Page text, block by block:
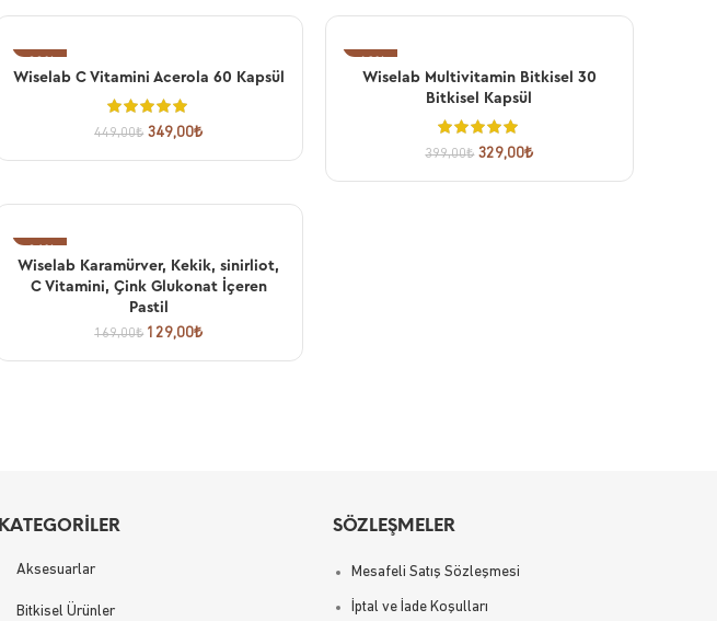
SEPETE EKLE
Wiselab C Vitamini Acerola 60 Kapsül
449,00₺ 349,00₺
SEPETE EKLE
Wiselab Multivitamin Bitkisel 30
Bitkisel Kapsül
399,00₺ 329,00₺
SEPETE EKLE
Wiselab Karamürver, Kekik, sinirliot,
C Vitamini, Çink Glukonat İçeren
Pastil
169,00₺ 129,00₺
KATEGORILER
Aksesuarlar
Bitkisel Ürünler
SÖZLEŞMELER
Mesafeli Satış Sözleşmesi
İptal ve İade Koşulları